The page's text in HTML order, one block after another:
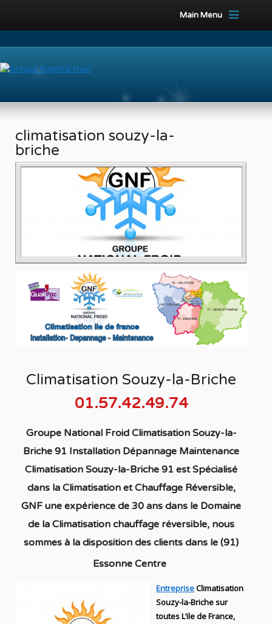
Main Menu
climatisation souzy-la-
briche
Climatisation Souzy-la-Briche
01.57.42.49.74
Groupe National Froid Climatisation Souzy-la-
Briche 91 Installation Dépannage Maintenance
Climatisation Souzy-la-Briche 91est Spécialisé
dans la Climatisationet ChauffageRéversible,
GNF une expérience de 30 ans dans le Domaine
de la Climatisation chauffage réversible, nous
sommes à la disposition des clients dans le (91)
Essonne Centre
EntrepriseClimatisation
Souzy-la-Briche sur
toutes L’ile de France,